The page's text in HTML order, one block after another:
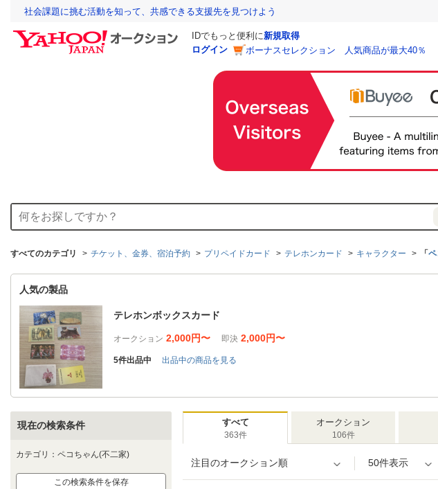
社会課題に挑む活動を知って、共感できる支援先を見つけよう
IDでもっと便利に新規取得
ログイン
ボーナスセレクション 人気商品が最大40％
すべてのカテゴリ チケット、金券、宿泊予約 プリペイドカード テレホンカード キャラクター 「
人気の製品
テレホンボックスカード
オークション 2,000円〜 即決 2,000円〜
5件出品中 出品中の商品を見る
現在の検索条件
カテゴリ：ペコちゃん(不二家)
この検索条件を保存
すべて
363件
オークション
106件
注目のオークション順 50件表示